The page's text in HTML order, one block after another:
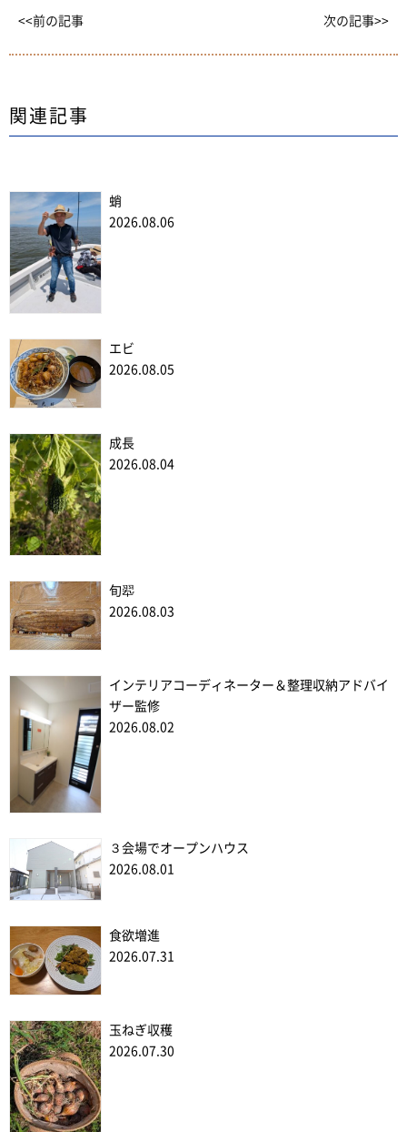
<<前の記事 次の記事>>
関連記事
蛸
2026.08.06
エビ
2026.08.05
成長
2026.08.04
旬翆
2026.08.03
インテリアコーディネーター＆整理収納アドバイ
ザー監修
2026.08.02
３会場でオープンハウス
2026.08.01
食欲増進
2026.07.31
玉ねぎ収穫
2026.07.30